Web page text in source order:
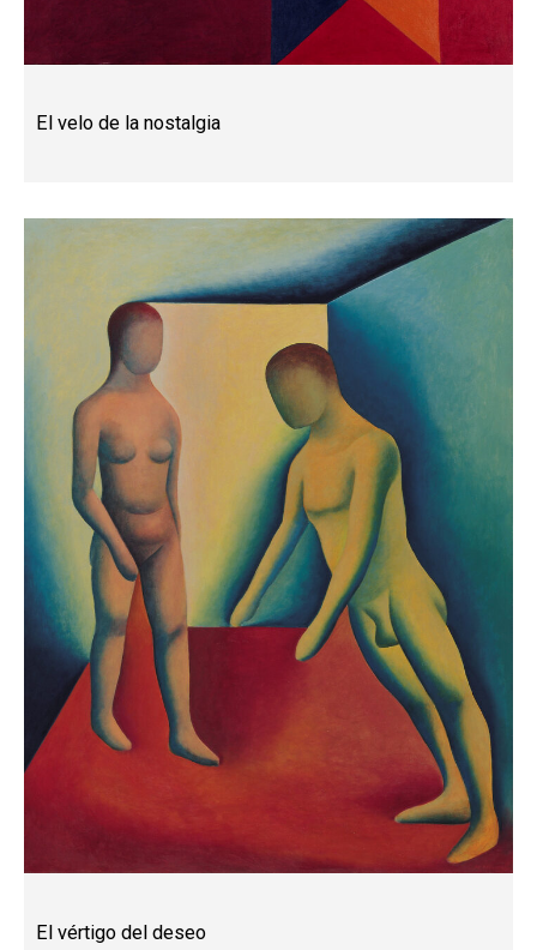
El velo de la nostalgia
El vértigo del deseo